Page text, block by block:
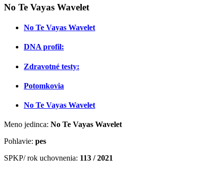
No Te Vayas Wavelet
No Te Vayas Wavelet
DNA profil:
Zdravotné testy:
Potomkovia
No Te Vayas Wavelet
Meno jedinca: No Te Vayas Wavelet
Pohlavie: pes
SPKP/ rok uchovnenia: 113 / 2021